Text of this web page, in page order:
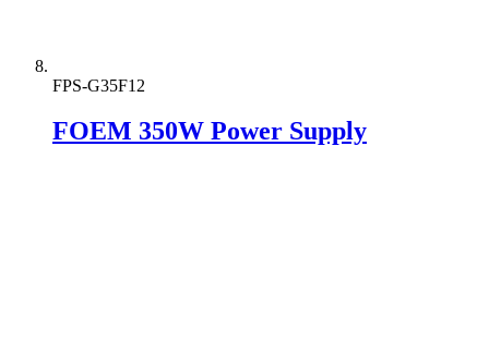
FPS-G35F12
FOEM 350W Power Supply